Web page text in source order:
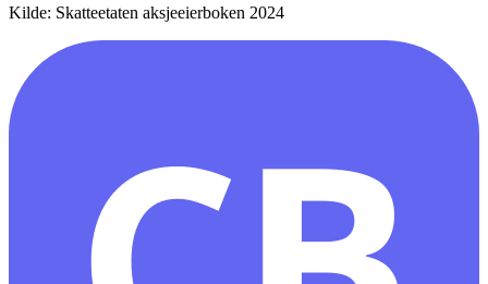
Kilde: Skatteetaten aksjeeierboken 2024